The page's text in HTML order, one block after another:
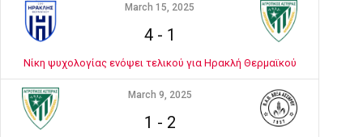
March 15, 2025
4- 1
Νίκη ψυχολογίας ενόψει τελικού για Ηρακλή Θερμαϊκού
March 9, 2025
1 - 2